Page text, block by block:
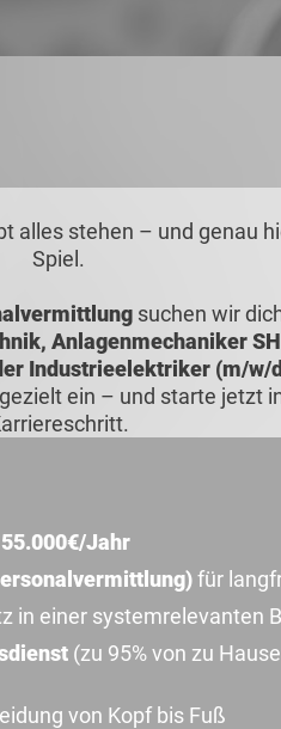
alles stehen – und genau
Spiel.
suchen wir
Anlagenmechaniker
Industrieelektriker (m/w/
ein – und starte jetzt
Jahr
für
in einer systemrelevanten
(zu 95% von zu
von Kopf bis Fuß